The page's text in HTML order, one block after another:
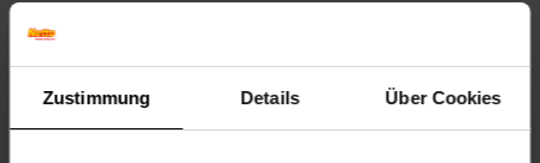
Zustimmung Details Über Cookies
Winterfarbe: Verblasst, bleibt halbschattig
Geschmack: X
Frucht: Keine Frucht
Blattform: Eiförmig